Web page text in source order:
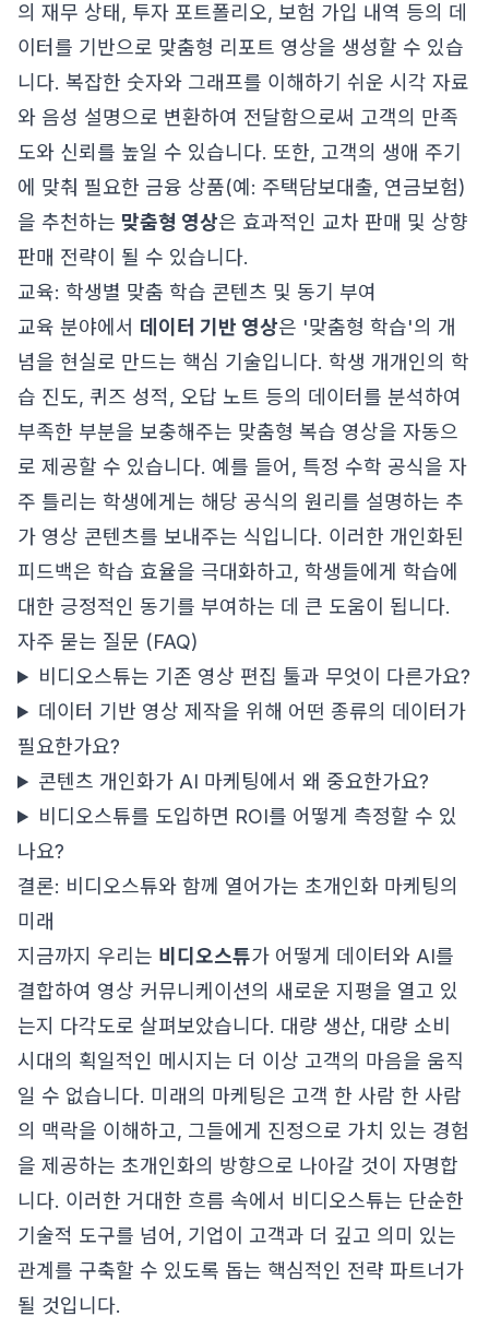
의 재무 상태, 투자 포트폴리오, 보험 가입 내역 등의 데
이터를 기반으로 맞춤형 리포트 영상을 생성할 수 있습
니다. 복잡한 숫자와 그래프를 이해하기 쉬운 시각 자료
와 음성 설명으로 변환하여 전달함으로써 고객의 만족
도와 신뢰를 높일 수 있습니다. 또한, 고객의 생애 주기
에 맞춰 필요한 금융 상품(예: 주택담보대출, 연금보험)
을 추천하는 맞춤형 영상은 효과적인 교차 판매 및 상향
판매 전략이 될 수 있습니다.
교육: 학생별 맞춤 학습 콘텐츠 및 동기 부여
교육 분야에서 데이터 기반 영상은 '맞춤형 학습'의 개
념을 현실로 만드는 핵심 기술입니다. 학생 개개인의 학
습 진도, 퀴즈 성적, 오답 노트 등의 데이터를 분석하여
부족한 부분을 보충해주는 맞춤형 복습 영상을 자동으
로 제공할 수 있습니다. 예를 들어, 특정 수학 공식을 자
주 틀리는 학생에게는 해당 공식의 원리를 설명하는 추
가 영상 콘텐츠를 보내주는 식입니다. 이러한 개인화된
피드백은 학습 효율을 극대화하고, 학생들에게 학습에
대한 긍정적인 동기를 부여하는 데 큰 도움이 됩니다.
자주 묻는 질문 (FAQ)
비디오스튜는 기존 영상 편집 툴과 무엇이 다른가요?
데이터 기반 영상 제작을 위해 어떤 종류의 데이터가
필요한가요?
콘텐츠 개인화가 AI 마케팅에서 왜 중요한가요?
비디오스튜를 도입하면 ROI를 어떻게 측정할 수 있
나요?
결론: 비디오스튜와 함께 열어가는 초개인화 마케팅의
미래
지금까지 우리는 비디오스튜가 어떻게 데이터와 AI를
결합하여 영상 커뮤니케이션의 새로운 지평을 열고 있
는지 다각도로 살펴보았습니다. 대량 생산, 대량 소비
시대의 획일적인 메시지는 더 이상 고객의 마음을 움직
일 수 없습니다. 미래의 마케팅은 고객 한 사람 한 사람
의 맥락을 이해하고, 그들에게 진정으로 가치 있는 경험
을 제공하는 초개인화의 방향으로 나아갈 것이 자명합
니다. 이러한 거대한 흐름 속에서 비디오스튜는 단순한
기술적 도구를 넘어, 기업이 고객과 더 깊고 의미 있는
관계를 구축할 수 있도록 돕는 핵심적인 전략 파트너가
될 것입니다.